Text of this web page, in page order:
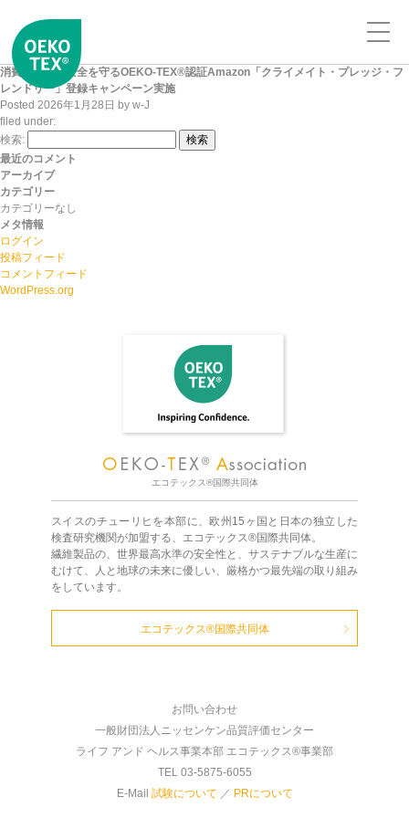
消費者の安心安全を守るOEKO-TEX®認証Amazon「クライメイト・プレッジ・フ
レンドリー」登録キャンペーン実施
Posted 2026年1月28日 by w-J
filed under:
検索:
検索
最近のコメント
アーカイブ
カテゴリー
カテゴリーなし
メタ情報
ログイン
投稿フィード
コメントフィード
WordPress.org
エコテックス®国際共同体
スイスのチューリヒを本部に、欧州15ヶ国と日本の独立した
検査研究機関が加盟する、エコテックス®国際共同体。
繊維製品の、世界最高水準の安全性と、サステナブルな生産に
むけて、人と地球の未来に優しい、厳格かつ最先端の取り組み
をしています。
エコテックス®国際共同体
お問い合わせ
一般財団法人ニッセンケン品質評価センター
ライフ アンド ヘルス事業本部 エコテックス®事業部
TEL 03-5875-6055
E-Mail 試験について ／ PRについて